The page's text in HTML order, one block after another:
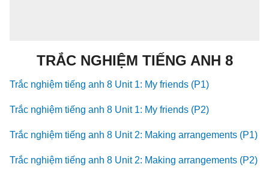
TRẮC NGHIỆM TIẾNG ANH 8
Trắc nghiệm tiếng anh 8 Unit 1: My friends (P1)
Trắc nghiệm tiếng anh 8 Unit 1: My friends (P2)
Trắc nghiệm tiếng anh 8 Unit 2: Making arrangements (P1)
Trắc nghiệm tiếng anh 8 Unit 2: Making arrangements (P2)